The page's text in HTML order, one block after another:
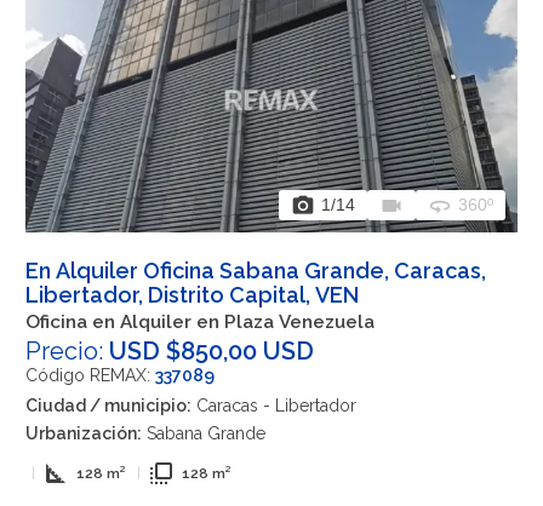
photo_camera 1/14 videocam 360 360º
En Alquiler Oficina Sabana Grande, Caracas,
Libertador, Distrito Capital, VEN
Oficina en Alquiler en Plaza Venezuela
Precio: USD $850,00 USD
Código REMAX: 337089
Ciudad / municipio: Caracas - Libertador
Urbanización: Sabana Grande
square_foot 128 m² flip_to_front 128 m²